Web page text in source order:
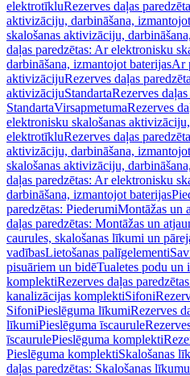
elektrotīkluRezerves daļas
aktivizāciju, darbināšana,
skalošanas aktivizāciju,
daļas paredzētas: Ar elektronisku
darbināšana, izmantojot baterijasAr
aktivizācijuRezerves daļas
aktivizācijuStandartaRezerves
StandartaVirsapmetumaRezerves
elektronisku skalošanas
elektrotīkluRezerves daļas
aktivizāciju, darbināšana,
skalošanas aktivizāciju,
daļas paredzētas: Ar elektronisku
darbināšana, izmantojot baterijas
paredzētas: PiederumiMontāžas un
daļas paredzētas: Montāžas un
caurules, skalošanas līkumi un
vadībasLietošanas palīgelementi
pisuāriem un bidēTualetes podu un
komplektiRezerves daļas
kanalizācijas komplektiSifoni
SifoniPieslēguma līkumiRezerves
līkumiPieslēguma īscaurule
īscaurulePieslēguma komplekti
Pieslēguma komplektiSkalošanas
daļas paredzētas: Skalošanas